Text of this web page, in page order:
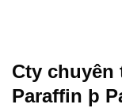
Cty chuyên
Paraffin þ